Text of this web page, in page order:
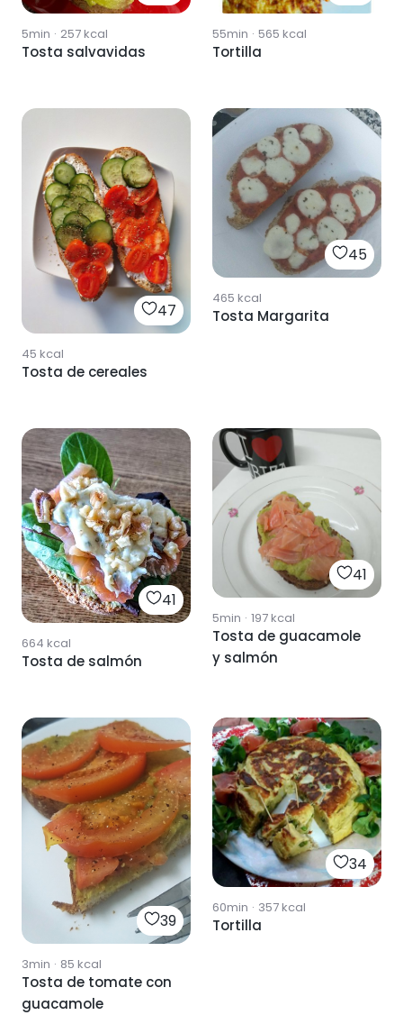
5min · 257kcal
Tosta salvavidas
55min · 565 kcal
Tortilla
47
45 kcal
Tosta de cereales
45
465 kcal
Tosta Margarita
41
664 kcal
Tosta de salmón
41
5min · 197kcal
Tosta de guacamole
y salmón
39
3min · 85 kcal
Tosta de tomate con
guacamole
34
60min · 357kcal
Tortilla